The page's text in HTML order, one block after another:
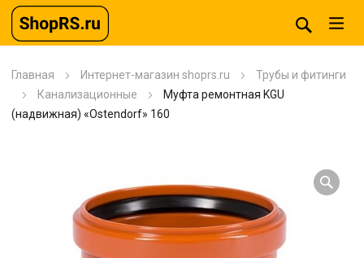
Главная Интернет-магазин shoprs.ru
Трубы и фитинги
Канализационные
Муфта ремонтная KGU
(надвижная) «Ostendorf» 160